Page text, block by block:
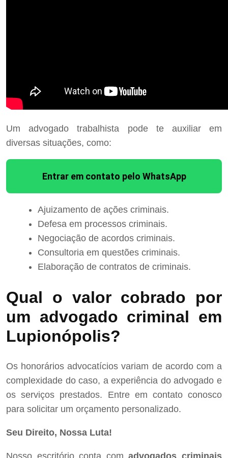
Um advogado trabalhista pode te auxiliar em
diversas situações, como:
Entrar em contato pelo WhatsApp
Ajuizamento de ações criminais.
Defesa em processos criminais.
Negociação de acordos criminais.
Consultoria em questões criminais.
Elaboração de contratos de criminais.
Qual o valor cobrado por
um advogado criminal em
Lupionópolis?
Os honorários advocatícios variam de acordo com a
complexidade do caso, a experiência do advogado e
os serviços prestados. Entre em contato conosco
para solicitar um orçamento personalizado.
Seu Direito, Nossa Luta!